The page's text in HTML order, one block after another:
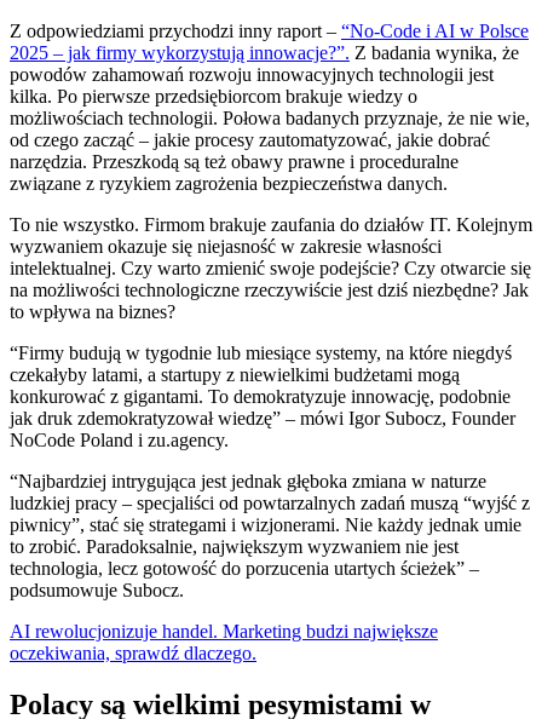
Z odpowiedziami przychodzi inny raport – “No-Code i AI w Polsce
2025 – jak firmy wykorzystują innowacje?”. Z badania wynika, że
powodów zahamowań rozwoju innowacyjnych technologii jest
kilka. Po pierwsze przedsiębiorcom brakuje wiedzy o
możliwościach technologii. Połowa badanych przyznaje, że nie wie,
od czego zacząć – jakie procesy zautomatyzować, jakie dobrać
narzędzia. Przeszkodą są też obawy prawne i proceduralne
związane z ryzykiem zagrożenia bezpieczeństwa danych.
To nie wszystko. Firmom brakuje zaufania do działów IT. Kolejnym
wyzwaniem okazuje się niejasność w zakresie własności
intelektualnej. Czy warto zmienić swoje podejście? Czy otwarcie się
na możliwości technologiczne rzeczywiście jest dziś niezbędne? Jak
to wpływa na biznes?
“Firmy budują w tygodnie lub miesiące systemy, na które niegdyś
czekałyby latami, a startupy z niewielkimi budżetami mogą
konkurować z gigantami. To demokratyzuje innowację, podobnie
jak druk zdemokratyzował wiedzę” – mówi Igor Subocz, Founder
NoCode Poland i zu.agency.
“Najbardziej intrygująca jest jednak głęboka zmiana w naturze
ludzkiej pracy – specjaliści od powtarzalnych zadań muszą “wyjść z
piwnicy”, stać się strategami i wizjonerami. Nie każdy jednak umie
to zrobić. Paradoksalnie, największym wyzwaniem nie jest
technologia, lecz gotowość do porzucenia utartych ścieżek” –
podsumowuje Subocz.
AI rewolucjonizuje handel. Marketing budzi największe
oczekiwania, sprawdź dlaczego.
Polacy są wielkimi pesymistami w